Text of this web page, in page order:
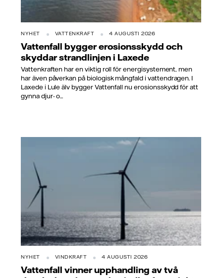
NYHET VATTENKRAFT 4 AUGUSTI 2026
Vattenfall bygger erosionsskydd och
skyddar strandlinjen i Laxede
Vattenkraften har en viktig roll för energisystement, men
har även påverkan på biologisk mångfald i vattendragen. I
Laxede i Lule älv bygger Vattenfall nu erosionsskydd för att
gynna djur- o...
NYHET VINDKRAFT 4 AUGUSTI 2026
Vattenfall vinner upphandling av två